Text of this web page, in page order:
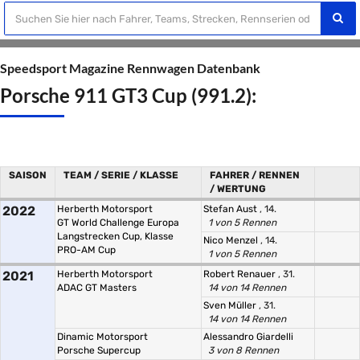
Speedsport Magazine Rennwagen Datenbank
Porsche 911 GT3 Cup (991.2):
SAISON TEAM / SERIE / KLASSE
FAHRER / RENNEN
/ WERTUNG
2022
Herberth Motorsport
GT World Challenge Europa
Langstrecken Cup, Klasse
PRO-AM Cup
Stefan Aust , 14.
1 von 5 Rennen
Nico Menzel , 14.
1 von 5 Rennen
2021
Herberth Motorsport
ADAC GT Masters
Robert Renauer , 31.
14 von 14 Rennen
Sven Müller , 31.
14 von 14 Rennen
Dinamic Motorsport
Porsche Supercup
Alessandro Giardelli
3 von 8 Rennen